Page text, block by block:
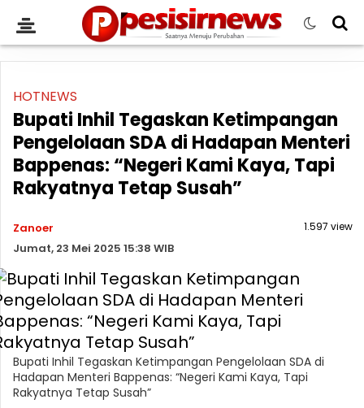
HOTNEWS
Bupati Inhil Tegaskan Ketimpangan
Pengelolaan SDA di Hadapan Menteri
Bappenas: “Negeri Kami Kaya, Tapi
Rakyatnya Tetap Susah”
Zanoer
Jumat, 23 Mei 2025 15:38 WIB
1.597 view
Bupati Inhil Tegaskan Ketimpangan Pengelolaan SDA di
Hadapan Menteri Bappenas: “Negeri Kami Kaya, Tapi
Rakyatnya Tetap Susah”